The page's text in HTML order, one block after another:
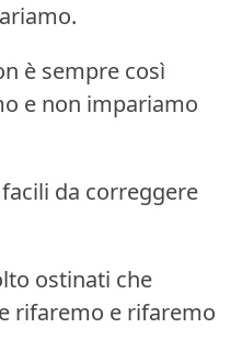
è sempre così
e non impariamo
da correggere
ostinati che
rifaremo e rifaremo